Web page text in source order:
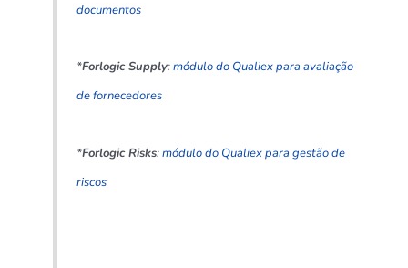
documentos
*Forlogic Supply:módulo do Qualiex para avaliação
de fornecedores
*Forlogic Risks:módulo do Qualiex para gestão de
riscos